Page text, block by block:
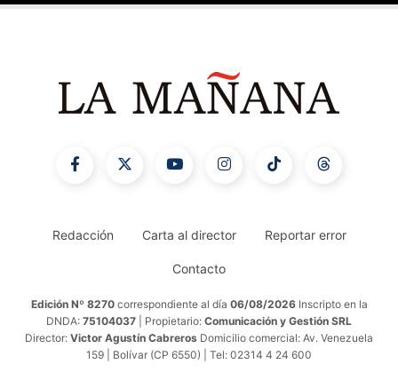
Redacción Carta al director Reportar error
Contacto
Edición Nº 8270 correspondiente al día 06/08/2026 Inscripto en la
DNDA: 75104037 | Propietario: Comunicación y Gestión SRL
Director: Victor Agustín Cabreros Domicilio comercial: Av. Venezuela
159 | Bolívar (CP 6550) | Tel: 02314 4 24 600